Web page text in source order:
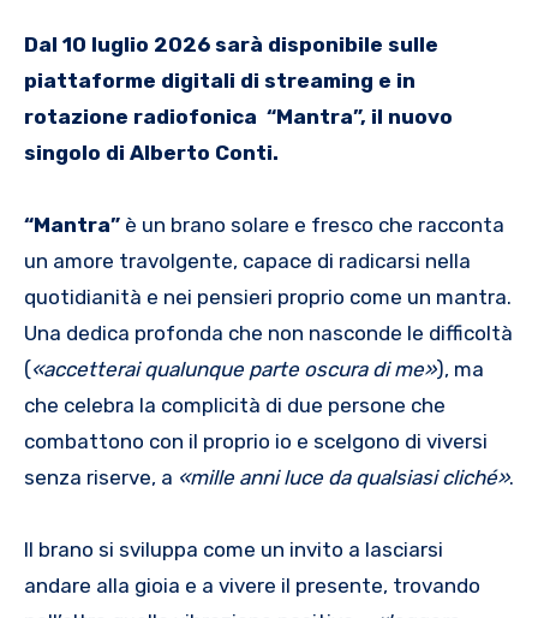
Dal 10 luglio 2026 sarà disponibile sulle
piattaforme digitali di streaming e in
rotazione radiofonica “Mantra”, il nuovo
singolo di Alberto Conti.
“Mantra” è un brano solare e fresco che racconta
un amore travolgente, capace di radicarsi nella
quotidianità e nei pensieri proprio come un mantra.
Una dedica profonda che non nasconde le difficoltà
(«accetterai qualunque parte oscura di me»), ma
che celebra la complicità di due persone che
combattono con il proprio io e scelgono di viversi
senza riserve, a «mille anni luce da qualsiasi cliché».
Il brano si sviluppa come un invito a lasciarsi
andare alla gioia e a vivere il presente, trovando